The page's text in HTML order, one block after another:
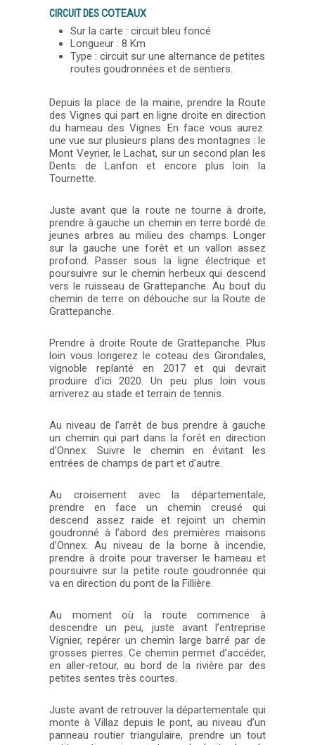
CIRCUIT DESCOTEAUX
Sur la carte : circuit bleu foncé
Longueur : 8 Km
Type : circuit sur une alternance de petites
routes goudronnées et de sentiers.
Depuis la place de la mairie, prendre la Route
des Vignes qui part en ligne droite en direction
du hameau des Vignes. En face vous aurez
une vue sur plusieurs plans des montagnes : le
Mont Veyrier, le Lachat, sur un second plan les
Dents de Lanfon et encore plus loin la
Tournette.
Juste avant que la route ne tourne à droite,
prendre à gauche un chemin en terre bordé de
jeunes arbres au milieu des champs. Longer
sur la gauche une forêt et un vallon assez
profond. Passer sous la ligne électrique et
poursuivre sur le chemin herbeux qui descend
vers le ruisseau de Grattepanche. Au bout du
chemin de terre on débouche sur la Route de
Grattepanche.
Prendre à droite Route de Grattepanche. Plus
loin vous longerez le coteau des Girondales,
vignoble replanté en 2017 et qui devrait
produire d’ici 2020. Un peu plus loin vous
arriverez au stade et terrain de tennis.
Au niveau de l’arrêt de bus prendre à gauche
un chemin qui part dans la forêt en direction
d’Onnex. Suivre le chemin en évitant les
entrées de champs de part et d’autre.
Au croisement avec la départementale,
prendre en face un chemin creusé qui
descend assez raide et rejoint un chemin
goudronné à l’abord des premières maisons
d’Onnex. Au niveau de la borne à incendie,
prendre à droite pour traverser le hameau et
poursuivre sur la petite route goudronnée qui
va en direction du pont de la Fillière.
Au moment où la route commence à
descendre un peu, juste avant l’entreprise
Vignier, repérer un chemin large barré par de
grosses pierres. Ce chemin permet d’accéder,
en aller-retour, au bord de la rivière par des
petites sentes très courtes.
Juste avant de retrouver la départementale qui
monte à Villaz depuis le pont, au niveau d’un
panneau routier triangulaire, prendre un tout